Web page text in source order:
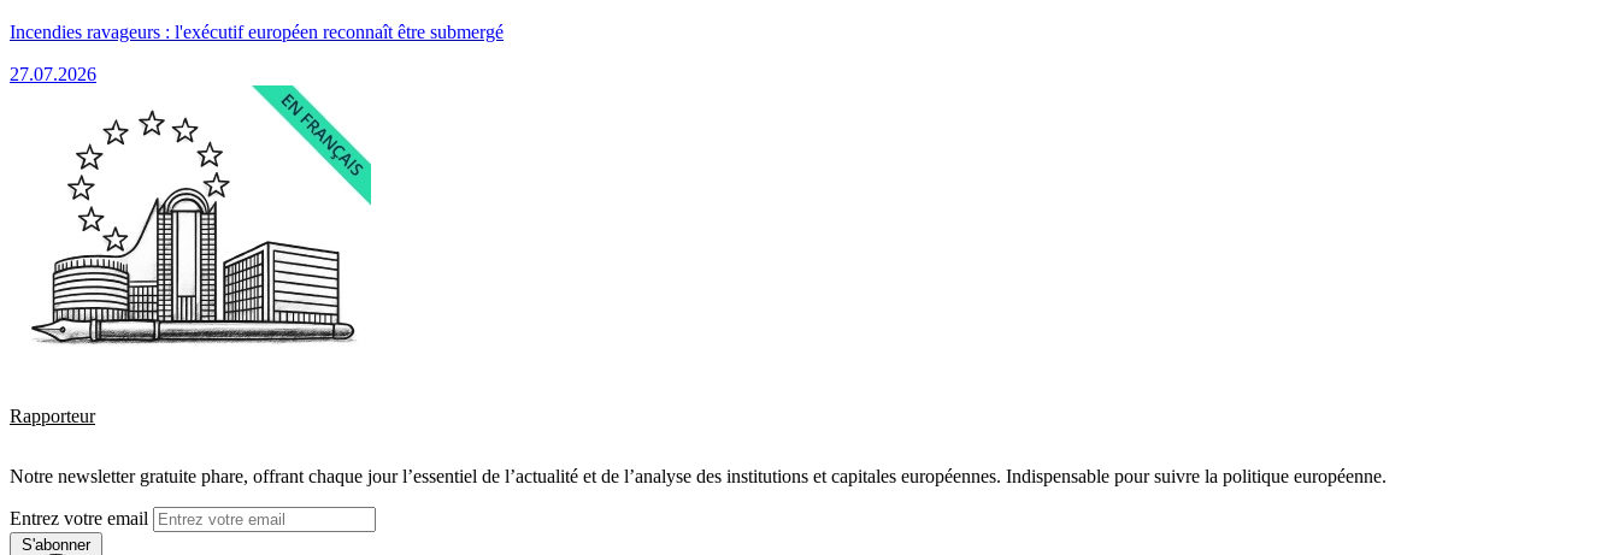
Incendies ravageurs : l'exécutif européen reconnaît être submergé
27.07.2026
Rapporteur
Notre newsletter gratuite phare, offrant chaque jour l’essentiel de l’actualité et de l’analyse des institutions et capitales européennes. Indispensable pour suivre la politique européenne.
Entrez votre email
S'abonner